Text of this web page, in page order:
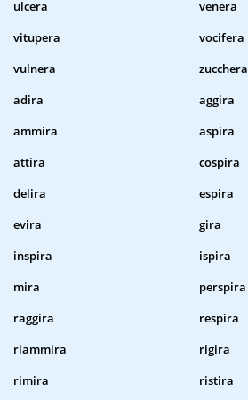
ulcera
venera
vitupera
vocifera
vulnera
zucchera
adira
aggira
ammira
aspira
attira
cospira
delira
espira
evira
gira
inspira
ispira
mira
perspira
raggira
respira
riammira
rigira
rimira
ristira